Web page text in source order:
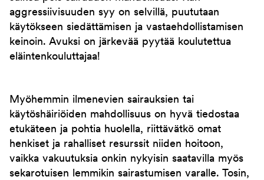
aggressiivisuuden syy on selvillä, puututaan
käytökseen siedättämisen ja vastaehdollistamisen
keinoin. Avuksi on järkevää pyytää koulutettua
eläintenkouluttajaa!
Myöhemmin ilmenevien sairauksien tai
käytöshäiriöiden mahdollisuus on hyvä tiedostaa
etukäteen ja pohtia huolella, riittävätkö omat
henkiset ja rahalliset resurssit niiden hoitoon,
vaikka vakuutuksia onkin nykyisin saatavilla myös
sekarotuisen lemmikin sairastumisen varalle. Tosin,